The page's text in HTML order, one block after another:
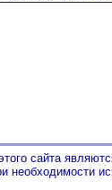
сайта
необходимости